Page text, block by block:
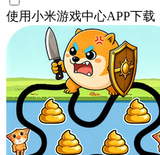
使用小米游戏中心APP下载